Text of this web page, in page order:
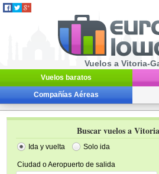
Vuelos a Vitoria-
Vuelos baratos
Compañías Aéreas
Buscar vuelos a
Ida y vuelta Solo ida
Ciudad o Aeropuerto de salida